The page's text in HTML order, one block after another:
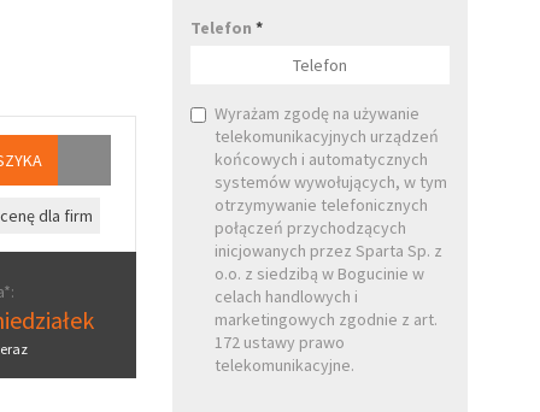
dla firm
Telefon*
Wyrażam zgodę na używanie
telekomunikacyjnych urządzeń
końcowych i automatycznych
systemów wywołujących, w tym
otrzymywanie telefonicznych
połączeń przychodzących
inicjowanych przez Sparta Sp. z
o.o. z siedzibą w Bogucinie w
celach handlowych i
marketingowych zgodnie z art.
172 ustawy prawo
telekomunikacyjne.